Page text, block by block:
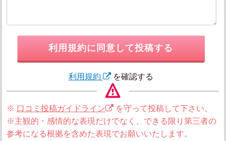
利用規約に同意して投稿する
利用規約 を確認する
※ 口コミ投稿ガイドライン
を守って投稿して下さい。
※主観的・感情的な表現だけでなく、できる限り第三者の
参考になる根拠を含めた表現でお願いいたします。